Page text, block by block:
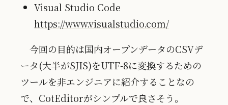
Visual Studio Code
https://www.visualstudio.com/
今回の目的は国内オープンデータのCSVデ
ータ(大半がSJIS)をUTF-8に変換するための
ツールを非エンジニアに紹介することなの
で、CotEditorがシンプルで良さそう。